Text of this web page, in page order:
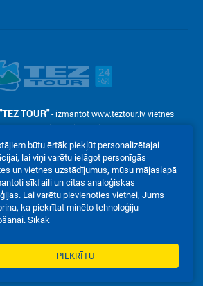
TOUR"- izmantot www.teztour.lv vietnes
atļauts tikai pēc pieprasījuma – ar uzņēmuma
atļauju SIA "TEZ TOUR".
Malduguņu iela 2, Mārupe, Latvija LV-
, mob. +371 22304250)
Mēs akceptējam:
PILNĀ VERSIJA
būtu ērtāk piekļūt personalizētajai
lai viņi varētu ielāgot personīgās
un vietnes uzstādījumus, mūsu mājaslapā
sīkfaili un citas analoģiskas
Lai varētu pievienoties vietnei, Jums
ka piekrītat minēto tehnoloģiju
Sīkāk
PIEKRĪTU